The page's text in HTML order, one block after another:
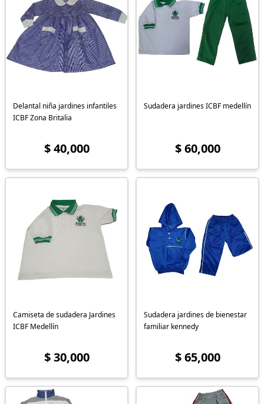
Delantal niña jardines infantiles
ICBF Zona Britalia
$ 40,000
Sudadera jardines ICBF medellín
$ 60,000
Camiseta de sudadera Jardines
ICBF Medellín
$ 30,000
Sudadera jardines de bienestar
familiar kennedy
$ 65,000